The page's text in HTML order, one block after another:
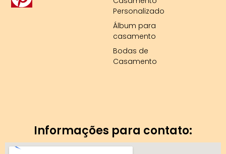
c
-
n
t
Personalizado
Álbum para
casamento
Bodas de
Casamento
Informações para contato: